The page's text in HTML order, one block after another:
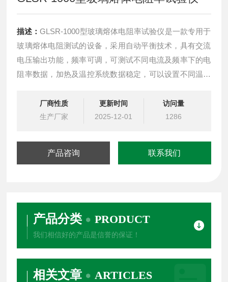
描述：GLSR-1000型玻璃熔体电阻率试验仪是一款专用于
玻璃熔体电阻测试的设备，采用自动平衡技术，具有交流
电压输出功能，频率可调，可测试不同电流及频率下的电
阻率数据，加热及温控系统数据稳定，可以设置不同温度
厂商性质
生产厂家
更新时间
2025-12-01
访问量
1286
产品咨询 联系我们
产品分类 PRODUCT
我们相信好的产品是信誉的保证！
相关文章 ARTICLES